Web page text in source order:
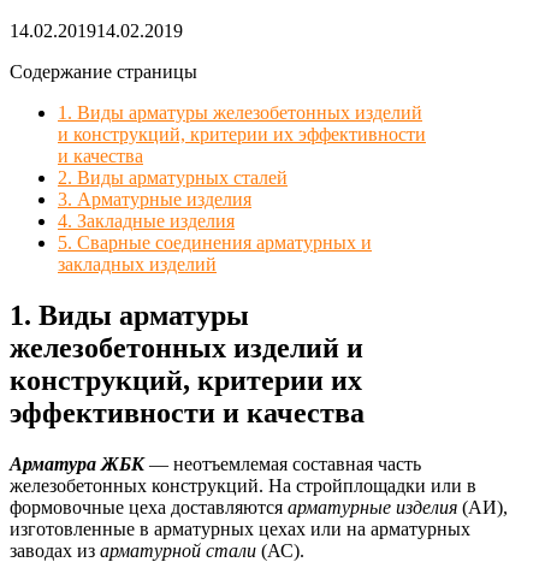
14.02.201914.02.2019
Содержание страницы
1. Виды арматуры железобетонных изделий
и конструкций, критерии их эффективности
и качества
2. Виды арматурных сталей
3. Арматурные изделия
4. Закладные изделия
5. Сварные соединения арматурных и
закладных изделий
1. Виды арматуры
железобетонных изделий и
конструкций, критерии их
эффективности и качества
Арматура ЖБК— неотъемлемая составная часть
железобетонных конструкций. На стройплощадки или в
формовочные цеха доставляются арматурные изделия (АИ),
изготовленные в арматурных цехах или на арматурных
заводах из арматурной стали (АС).